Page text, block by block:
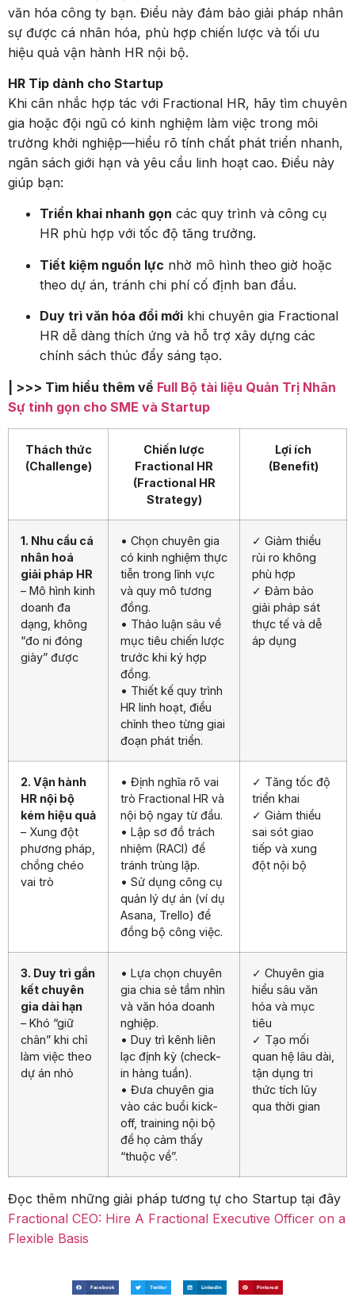
văn hóa công ty bạn. Điều này đảm bảo giải pháp nhân
sự được cá nhân hóa, phù hợp chiến lược và tối ưu
hiệu quả vận hành HR nội bộ.
HR Tip dành cho Startup
Khi cân nhắc hợp tác với Fractional HR, hãy tìm chuyên
gia hoặc đội ngũ có kinh nghiệm làm việc trong môi
trường khởi nghiệp—hiểu rõ tính chất phát triển nhanh,
ngân sách giới hạn và yêu cầu linh hoạt cao. Điều này
giúp bạn:
Triển khai nhanh gọn các quy trình và công cụ
HR phù hợp với tốc độ tăng trưởng.
Tiết kiệm nguồn lực nhờ mô hình theo giờ hoặc
theo dự án, tránh chi phí cố định ban đầu.
Duy trì văn hóa đổi mới khi chuyên gia Fractional
HR dễ dàng thích ứng và hỗ trợ xây dựng các
chính sách thúc đẩy sáng tạo.
| >>> Tìm hiểu thêm về Full Bộ tài liệu Quản Trị Nhân
Sự tinh gọn cho SME và Startup
Thách thức
(Challenge)
Chiến lược
Fractional HR
(Fractional HR
Strategy)
Lợi ích
(Benefit)
1. Nhu cầu cá
nhân hoá
giải pháp HR
– Mô hình kinh
doanh đa
dạng, không
“đo ni đóng
giày” được
• Chọn chuyên gia
có kinh nghiệm thực
tiễn trong lĩnh vực
và quy mô tương
đồng.
• Thảo luận sâu về
mục tiêu chiến lược
trước khi ký hợp
đồng.
• Thiết kế quy trình
HR linh hoạt, điều
chỉnh theo từng giai
đoạn phát triển.
✓ Giảm thiểu
rủi ro không
phù hợp
✓ Đảm bảo
giải pháp sát
thực tế và dễ
áp dụng
2. Vận hành
HR nội bộ
kém hiệu quả
– Xung đột
phương pháp,
chồng chéo
vai trò
• Định nghĩa rõ vai
trò Fractional HR và
nội bộ ngay từ đầu.
• Lập sơ đồ trách
nhiệm (RACI) để
tránh trùng lặp.
• Sử dụng công cụ
quản lý dự án (ví dụ
Asana, Trello) để
đồng bộ công việc.
✓ Tăng tốc độ
triển khai
✓ Giảm thiểu
sai sót giao
tiếp và xung
đột nội bộ
3. Duy trì gắn
kết chuyên
gia dài hạn
– Khó “giữ
chân” khi chỉ
làm việc theo
dự án nhỏ
• Lựa chọn chuyên
gia chia sẻ tầm nhìn
và văn hóa doanh
nghiệp.
• Duy trì kênh liên
lạc định kỳ (check-
in hàng tuần).
• Đưa chuyên gia
vào các buổi kick-
off, training nội bộ
để họ cảm thấy
“thuộc về”.
✓ Chuyên gia
hiểu sâu văn
hóa và mục
tiêu
✓ Tạo mối
quan hệ lâu dài,
tận dụng tri
thức tích lũy
qua thời gian
Đọc thêm những giải pháp tương tự cho Startup tại đây
Fractional CEO: Hire A Fractional Executive Officer on a
Flexible Basis
Facebook Twitter LinkedIn Pinterest